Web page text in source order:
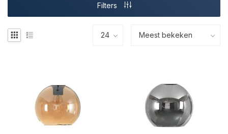
Filters